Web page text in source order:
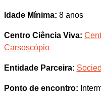
Idade Mínima: 8 anos
Centro Ciência Viva:
Carsoscópio
Entidade Parceira:
Ponto de encontro: